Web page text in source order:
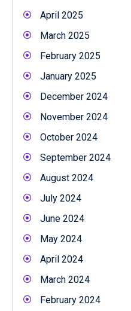
April 2025
March 2025
February 2025
January 2025
December 2024
November 2024
October 2024
September 2024
August 2024
July 2024
June 2024
May 2024
April 2024
March 2024
February 2024